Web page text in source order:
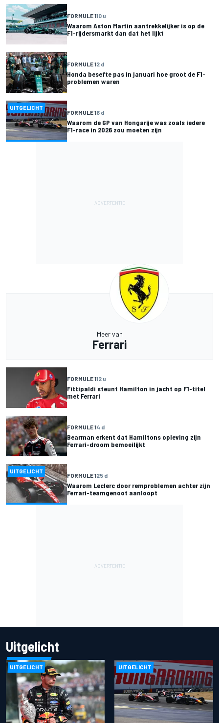
FORMULE 110 u
Waarom Aston Martin aantrekkelijker is op de
F1-rijdersmarkt dan dat het lijkt
FORMULE 12 d
Honda besefte pas in januari hoe groot de F1-
problemen waren
UITGELICHT
FORMULE 16 d
Waarom de GP van Hongarije was zoals iedere
F1-race in 2026 zou moeten zijn
Meer van
Ferrari
FORMULE 112 u
Fittipaldi steunt Hamilton in jacht op F1-titel
met Ferrari
FORMULE 14 d
Bearman erkent dat Hamiltons opleving zijn
Ferrari-droom bemoeilijkt
UITGELICHT
FORMULE 125 d
Waarom Leclerc door remproblemen achter zijn
Ferrari-teamgenoot aanloopt
Uitgelicht
UITGELICHT UITGELICHT